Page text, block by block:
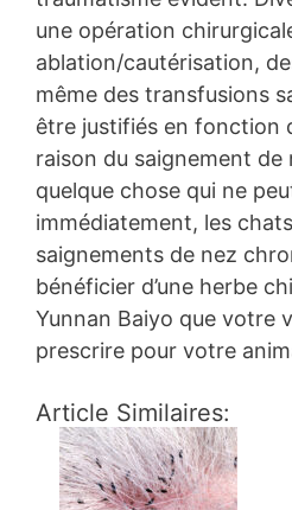
une opération
ablation/cautérisation,
même des transfusions
être justifiés en fonction
raison du saignement de
quelque chose qui ne
immédiatement, les
saignements de nez
bénéficier d’une herbe
Yunnan Baiyo que votre
prescrire pour votre
Article Similaires: